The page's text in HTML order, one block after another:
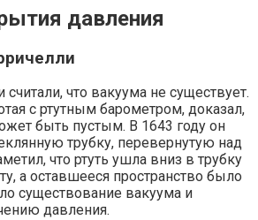
давления
что вакуума не существует.
с ртутным барометром, доказал,
быть пустым. В 1643 году он
трубку, перевернутую над
что ртуть ушла вниз в трубку
а оставшееся пространство было
существование вакуума и
давления.